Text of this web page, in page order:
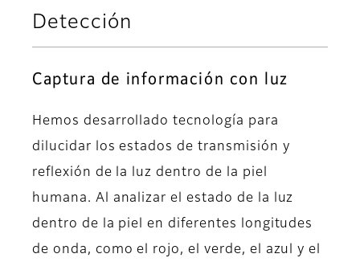
Detección
Captura de información con luz
Hemos desarrollado tecnología para
dilucidar los estados de transmisión y
reflexión de la luz dentro de la piel
humana. Al analizar el estado de la luz
dentro de la piel en diferentes longitudes
de onda, como el rojo, el verde, el azul y el